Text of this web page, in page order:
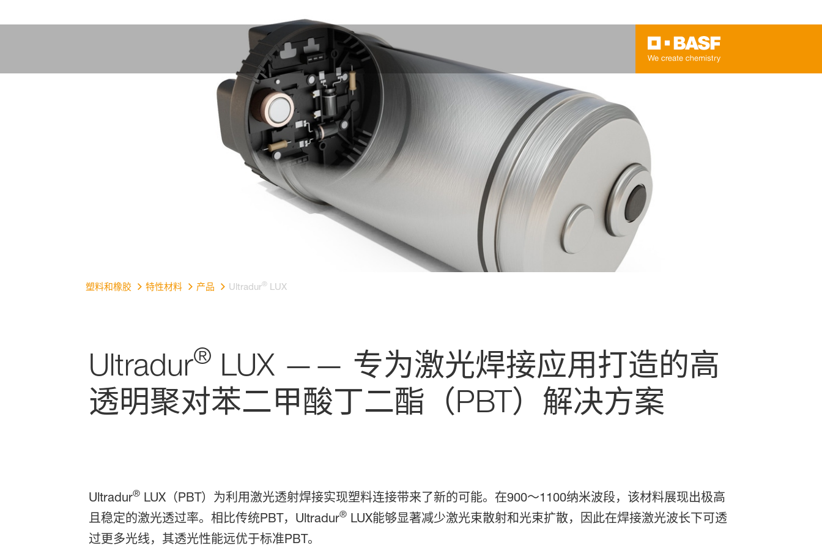
塑料和橡胶 特性材料 产品 Ultradur®LUX
Ultradur® LUX —— 专为激光焊接应用打造的高
透明聚对苯二甲酸丁二酯（PBT）解决方案
Ultradur®LUX（PBT）为利用激光透射焊接实现塑料连接带来了新的可能。在900～1100纳米波段，该材料展现出极高
且稳定的激光透过率。相比传统PBT，Ultradur®LUX能够显著减少激光束散射和光束扩散，因此在焊接激光波长下可透
过更多光线，其透光性能远优于标准PBT。